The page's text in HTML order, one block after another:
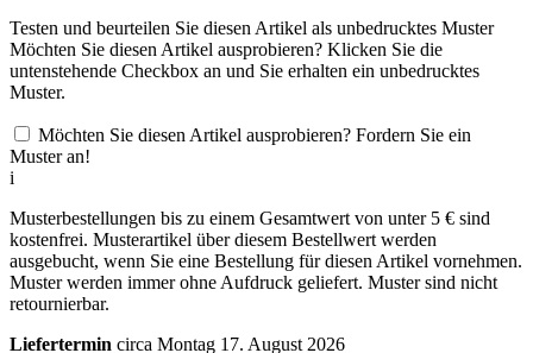
Testen und beurteilen Sie diesen Artikel als unbedrucktes Muster
Möchten Sie diesen Artikel ausprobieren? Klicken Sie die
untenstehende Checkbox an und Sie erhalten ein unbedrucktes
Muster.
Möchten Sie diesen Artikel ausprobieren? Fordern Sie ein
Muster an!
i
Musterbestellungen bis zu einem Gesamtwert von unter 5 € sind
kostenfrei. Musterartikel über diesem Bestellwert werden
ausgebucht, wenn Sie eine Bestellung für diesen Artikel vornehmen.
Muster werden immer ohne Aufdruck geliefert. Muster sind nicht
retournierbar.
Liefertermin circa Montag 17. August 2026